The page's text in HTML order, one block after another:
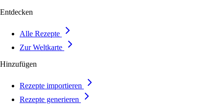
Entdecken
Alle Rezepte
Zur Weltkarte
Hinzufügen
Rezepte importieren
Rezepte generieren